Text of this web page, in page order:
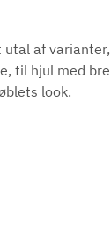
af
til hjul med
look.